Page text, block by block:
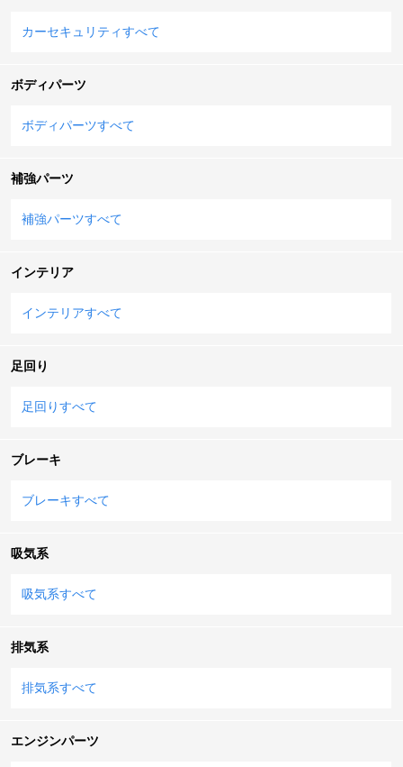
カーセキュリティすべて
ボディパーツ
ボディパーツすべて
補強パーツ
補強パーツすべて
インテリア
インテリアすべて
足回り
足回りすべて
ブレーキ
ブレーキすべて
吸気系
吸気系すべて
排気系
排気系すべて
エンジンパーツ